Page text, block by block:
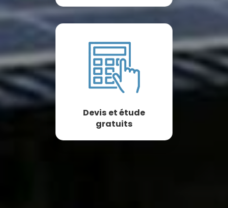
Devis et étude
gratuits